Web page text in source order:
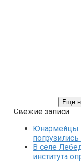
Еще
Свежие записи
Юнармейцы
В селе
института